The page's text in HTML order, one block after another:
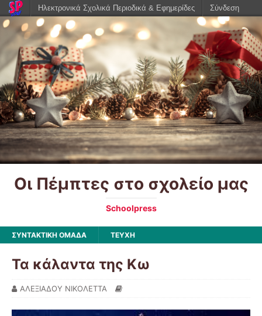
Οι Πέμπτες στο σχολείο μας
Schoolpress
ΣΥΝΤΑΚΤΙΚΗ ΟΜΑΔΑ ΤΕΥΧΗ
Τα κάλαντα της Κω
ΑΛΕΞΙΑΔΟΥ ΝΙΚΟΛΕΤΤΑ
Ηλεκτρονικά Σχολικά Περιοδικά & Εφημερίδες Σύνδεση